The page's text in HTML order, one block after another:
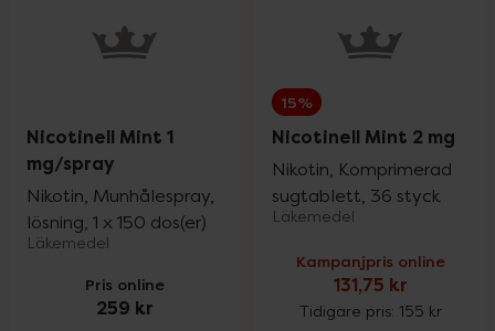
Nicotinell Mint 1
mg/spray
Nikotin, Munhålespray,
lösning, 1 x 150 dos(er)
Läkemedel
Pris online
259 kr
15%
Nicotinell Mint 2 mg
Nikotin, Komprimerad
sugtablett, 36 styck
Läkemedel
Kampanjpris online
131,75 kr
Tidigare pris: 155 kr